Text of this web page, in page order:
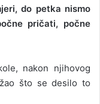
do petka nismo
pričati, počne
nakon njihovog
što se desilo to